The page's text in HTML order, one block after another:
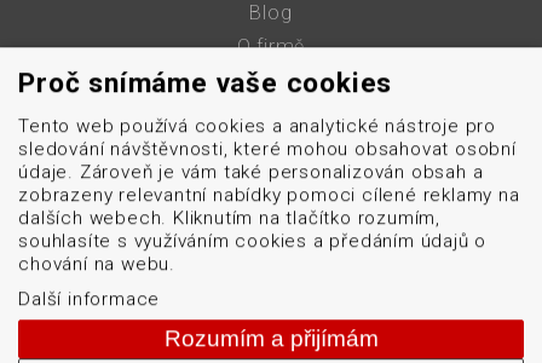
Blog
O firmě
Kontakt
Mapa stránek
Cookies
obchod@datascan.cz
Proč snímáme vaše cookies
Tento web používá cookies a analytické nástroje pro
sledování návštěvnosti, které mohou obsahovat osobní
údaje. Zároveň je vám také personalizován obsah a
zobrazeny relevantní nabídky pomoci cílené reklamy na
dalších webech. Kliknutím na tlačítko rozumím,
souhlasíte s využíváním cookies a předáním údajů o
chování na webu.
Další informace
Rozumím a přijímám